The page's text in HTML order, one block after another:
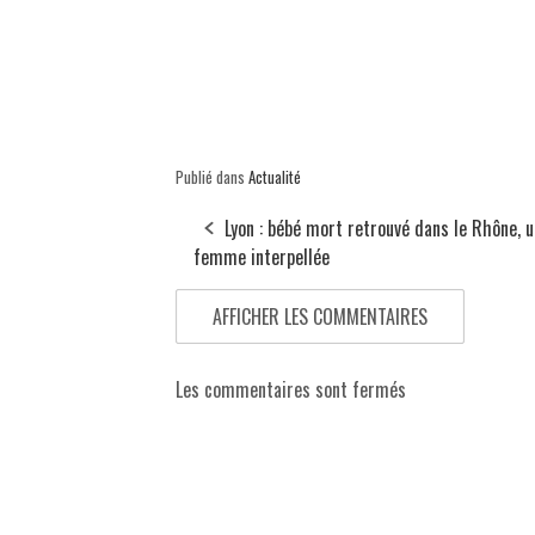
Publié dans Actualité
Lyon : bébé mort retrouvé dans le Rhône,
femme interpellée
AFFICHER LES COMMENTAIRES
Les commentaires sont fermés